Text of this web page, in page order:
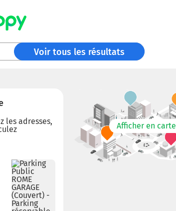
Voir tous les résultats
les adresses,
Afficher en carte